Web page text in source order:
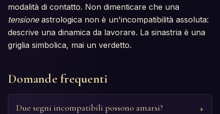
modalità di contatto. Non dimenticare che una
tensioneastrologica non è un'incompatibilità assoluta:
descrive una dinamica da lavorare. La sinastria è una
griglia simbolica, mai un verdetto.
Domande frequenti
Due segni incompatibili possono amarsi?